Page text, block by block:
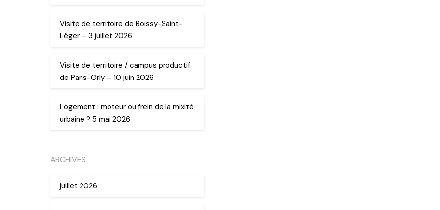
Visite de territoire de Boissy-Saint-
Léger – 3 juillet 2026
Visite de territoire / campus productif
de Paris-Orly – 10 juin 2026
Logement : moteur ou frein de la mixité
urbaine ? 5 mai 2026
ARCHIVES
juillet 2026